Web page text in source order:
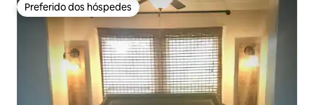
Preferido dos hóspedes
Preferido dos hóspedes